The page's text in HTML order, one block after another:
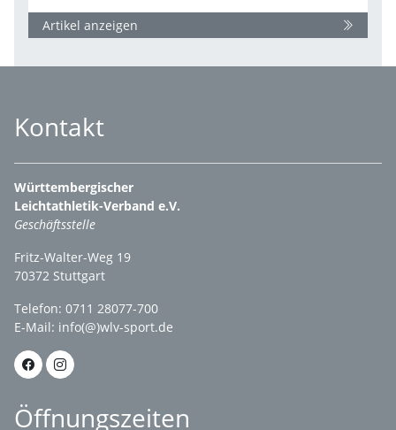
Artikel anzeigen
Kontakt
Württembergischer
Leichtathletik-Verband e.V.
Geschäftsstelle
Fritz-Walter-Weg 19
70372 Stuttgart
Telefon: 0711 28077-700
E-Mail: info(@)wlv-sport.de
Öffnungszeiten